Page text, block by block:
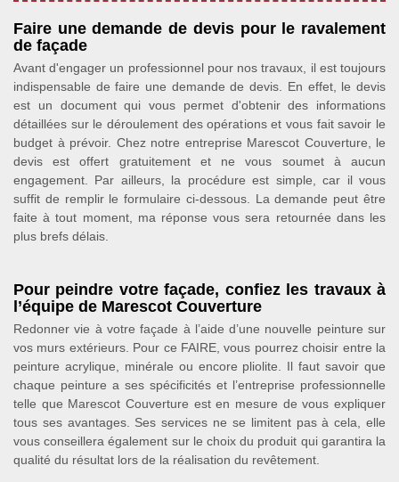
Faire une demande de devis pour le ravalement
de façade
Avant d'engager un professionnel pour nos travaux, il est toujours
indispensable de faire une demande de devis. En effet, le devis
est un document qui vous permet d'obtenir des informations
détaillées sur le déroulement des opérations et vous fait savoir le
budget à prévoir. Chez notre entreprise Marescot Couverture, le
devis est offert gratuitement et ne vous soumet à aucun
engagement. Par ailleurs, la procédure est simple, car il vous
suffit de remplir le formulaire ci-dessous. La demande peut être
faite à tout moment, ma réponse vous sera retournée dans les
plus brefs délais.
Pour peindre votre façade, confiez les travaux à
l’équipe de Marescot Couverture
Redonner vie à votre façade à l’aide d’une nouvelle peinture sur
vos murs extérieurs. Pour ce FAIRE, vous pourrez choisir entre la
peinture acrylique, minérale ou encore pliolite. Il faut savoir que
chaque peinture a ses spécificités et l’entreprise professionnelle
telle que Marescot Couverture est en mesure de vous expliquer
tous ses avantages. Ses services ne se limitent pas à cela, elle
vous conseillera également sur le choix du produit qui garantira la
qualité du résultat lors de la réalisation du revêtement.